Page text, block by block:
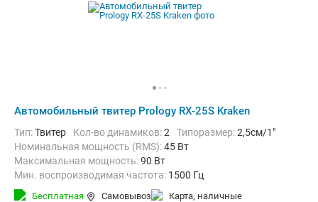
Автомобильный твитер Prology RX-25S Kraken
тип:Твитер Кол-во динамиков:2 Типоразмер:2,5см/1"
Номинальная мощность (RMS):45 Вт
Максимальная мощность:90 Вт
Мин. воспроизводимая частота: 1500 Гц
Макс. воспроизводимая частота:
Бесплатная Самовывоз карта, наличные